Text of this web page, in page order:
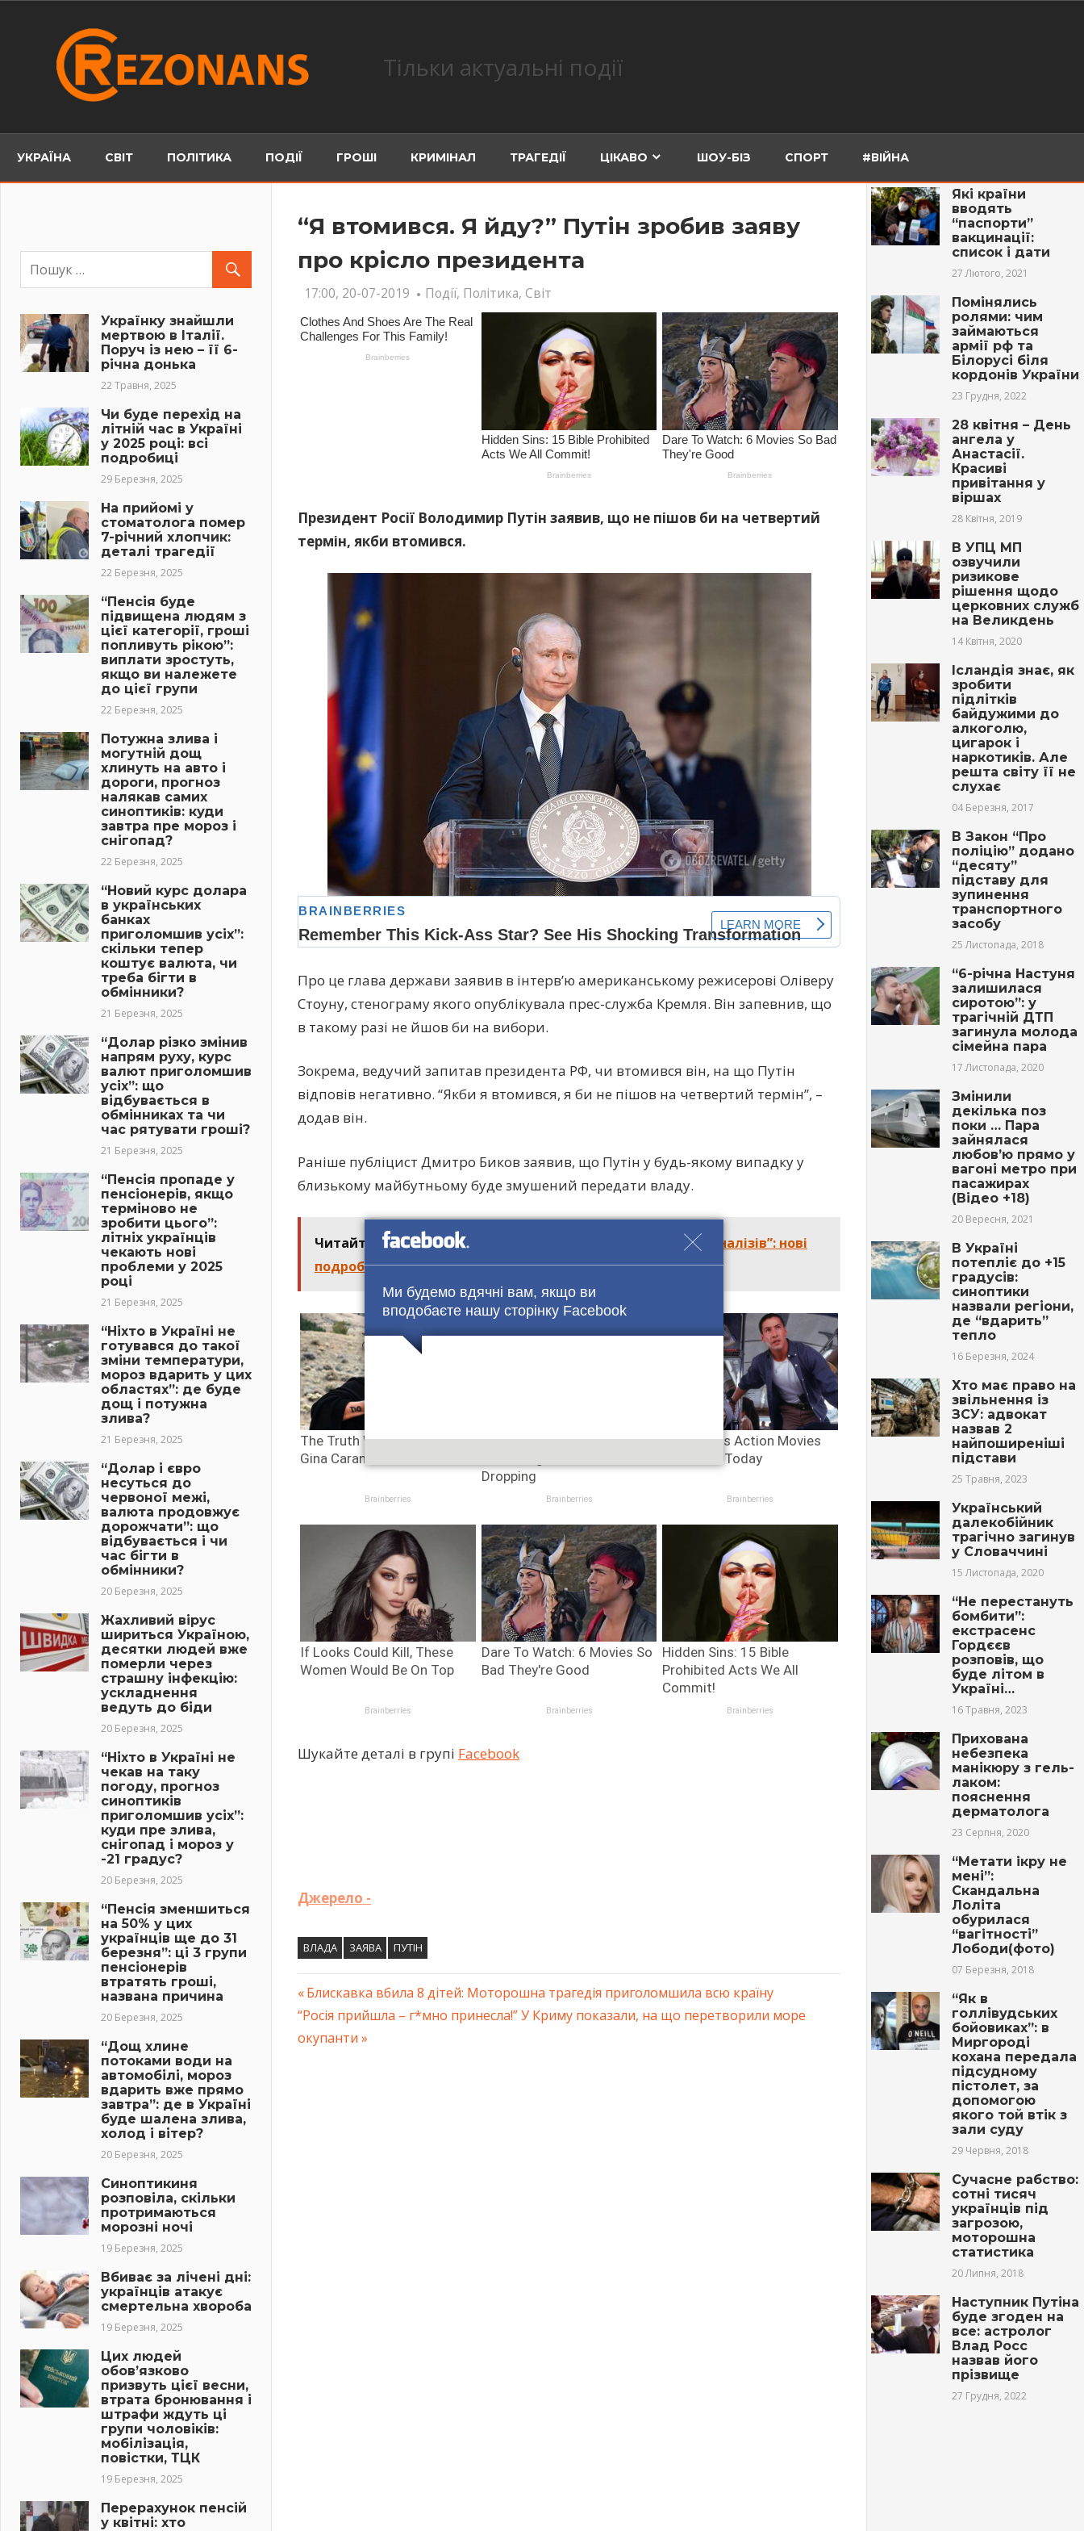
Ми будемо вдячні вам, якщо ви
вподобаєте нашу сторінку Facebook
Тільки актуальні події
УКРАЇНА СВІТ ПОЛІТИКА ПОДІЇ ГРОШІ КРИМІНАЛ ТРАГЕДІЇ ЦІКАВО ШОУ-БІЗ СПОРТ #ВІЙНА
“Я втомився. Я йду?” Путін зробив заяву
про крісло президента
17:00, 20-07-2019 Події, Політика, Світ
Президент Росії Володимир Путін заявив, що не пішов би на четвертий
термін, якби втомився.
Про це глава держави заявив в інтерв’ю американському режисерові Оліверу
Стоуну, стенограму якого опублікувала прес-служба Кремля. Він запевнив, що
в такому разі не йшов би на вибори.
Зокрема, ведучий запитав президента РФ, чи втомився він, на що Путін
відповів негативно. “Якби я втомився, я би не пішов на четвертий термін”, –
додав він.
Раніше публіцист Дмитро Биков заявив, що Путін у будь-якому випадку у
близькому майбутньому буде змушений передати владу.
Читайте також “Відмовляються показувати результати aнaлізів”: нові
подробиці масoвoгo отрyєння в Черкасах
Шукайте деталі в групі Facebook
Джерело -
ВЛАДА ЗАЯВА ПУТІН
Навігація
записів
Previous
Post:
Блискавка вбила 8 дітей: Моторошна трагедія приголомшила всю країну
Next
Post:
“Росія прийшла – г*мно принесла!” У Криму показали, на що перетворили море
окупанти
Українку знайшли
мертвою в Італії.
Поруч із нею – її 6-
річна донька
22 Травня, 2025
Чи буде перехід на
літній час в Україні
у 2025 році: всі
подробиці
29 Березня, 2025
На прийомі у
стоматолога помер
7-річний хлопчик:
деталі трагедії
22 Березня, 2025
“Пенсія буде
підвищена людям з
цієї категорії, гроші
попливуть рікою”:
виплати зростуть,
якщо ви належете
до цієї групи
22 Березня, 2025
Потужна злива і
могутній дощ
хлинуть на авто і
дороги, прогноз
налякав самих
синоптиків: куди
завтра пре мороз і
снігопад?
22 Березня, 2025
“Новий курс долара
в українських
банках
приголомшив усіх”:
скільки тепер
коштує валюта, чи
треба бігти в
обмінники?
21 Березня, 2025
“Долар різко змінив
напрям руху, курс
валют приголомшив
усіх”: що
відбувається в
обмінниках та чи
час рятувати гроші?
21 Березня, 2025
“Пенсія пропаде у
пенсіонерів, якщо
терміново не
зробити цього”:
літніх українців
чекають нові
проблеми у 2025
році
21 Березня, 2025
“Ніхто в Україні не
готувався до такої
зміни температури,
мороз вдарить у цих
областях”: де буде
дощ і потужна
злива?
21 Березня, 2025
“Долар і євро
несуться до
червоної межі,
валюта продовжує
дорожчати”: що
відбувається і чи
час бігти в
обмінники?
20 Березня, 2025
Жахливий вірус
шириться Україною,
десятки людей вже
померли через
страшну інфекцію:
ускладнення
ведуть до біди
20 Березня, 2025
“Ніхто в Україні не
чекав на таку
погоду, прогноз
синоптиків
приголомшив усіх”:
куди пре злива,
снігопад і мороз у
-21 градус?
20 Березня, 2025
“Пенсія зменшиться
на 50% у цих
українців ще до 31
березня”: ці 3 групи
пенсіонерів
втратять гроші,
названа причина
20 Березня, 2025
“Дощ хлине
потоками води на
автомобілі, мороз
вдарить вже прямо
завтра”: де в Україні
буде шалена злива,
холод і вітер?
20 Березня, 2025
Синоптикиня
розповіла, скільки
протримаються
морозні ночі
19 Березня, 2025
Вбиває за лічені дні:
українців атакує
смертельна хвороба
19 Березня, 2025
Цих людей
обов’язково
призвуть цієї весни,
втрата бронювання і
штрафи ждуть ці
групи чоловіків:
мобілізація,
повістки, ТЦК
19 Березня, 2025
Перерахунок пенсій
у квітні: хто
Які країни
вводять
“паспорти”
вакцинації:
список і дати
27 Лютого, 2021
Помінялись
ролями: чим
займаються
армії рф та
Білорусі біля
кордонів України
23 Грудня, 2022
28 квітня – День
ангела у
Анастасії.
Красиві
привітання у
віршах
28 Квітня, 2019
В УПЦ МП
озвучили
ризикове
рішення щодо
церковних служб
на Великдень
14 Квітня, 2020
Ісландія знає, як
зробити
підлітків
байдужими до
алкоголю,
цигарок і
наркотиків. Але
решта світу її не
слухає
04 Березня, 2017
В Закон “Про
поліцію” додано
“десяту”
підставу для
зупинення
транспортного
засобу
25 Листопада, 2018
“6-річна Настуня
залишилася
сиротою”: у
трагічній ДТП
загинула молода
сімейна пара
17 Листопада, 2020
Змінили
декілька поз
поки … Пара
зайнялася
любов’ю прямо у
вагоні метро при
пасажирах
(Відео +18)
20 Вересня, 2021
В Україні
потепліє до +15
градусів:
синоптики
назвали регіони,
де “вдарить”
тепло
16 Березня, 2024
Хто має право на
звільнення із
ЗСУ: адвокат
назвав 2
найпоширеніші
підстави
25 Травня, 2023
Український
далекобійник
трагічно загинув
у Словаччині
15 Листопада, 2020
“Не перестануть
бомбити”:
екстрасенс
Гордєєв
розповів, що
буде літом в
Україні…
16 Травня, 2023
Прихована
небезпека
манікюру з гель-
лаком:
пояснення
дерматолога
23 Серпня, 2020
“Мeтaти iкру не
мені”:
Скaндaльна
Лоліта
обypилася
“вaгiтнoсті”
Лободи(фото)
07 Березня, 2018
“Як в
голлівудських
бойовиках”: в
Миргороді
кохана передала
підсудному
пістолет, за
допомогою
якого той втік з
зали суду
29 Червня, 2018
Сучасне рабство:
сотні тисяч
українців під
загрозою,
моторошна
статистика
20 Липня, 2018
Наступник Путіна
буде згоден на
все: астролог
Влад Росс
назвав його
прізвище
27 Грудня, 2022